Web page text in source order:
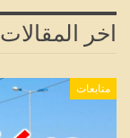
اخر المقالات
متابعات